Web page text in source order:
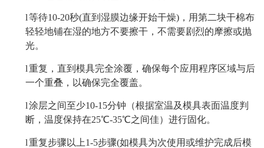
l等待10-20秒(直到湿膜边缘开始干燥)，用第二块干棉布
轻轻地铺在湿的地方不要擦干，不需要剧烈的摩擦或抛
光。
l重复，直到模具完全涂覆，确保每个应用程序区域与后
一个重叠，以确保完全覆盖。
l涂层之间至少10-15分钟（根据室温及模具表面温度判
断，温度保持在25℃-35℃之间佳）进行固化。
l重复步骤以上1-5步骤(如模具为次使用或维护完成后模